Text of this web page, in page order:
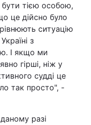
тією особою,
це дійсно було
ситуацію
з
І якщо ми
гірші, ніж у
судді це
так просто", -
разі